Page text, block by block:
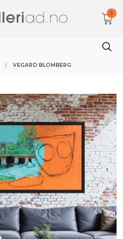
0
VEGARD BLOMBERG